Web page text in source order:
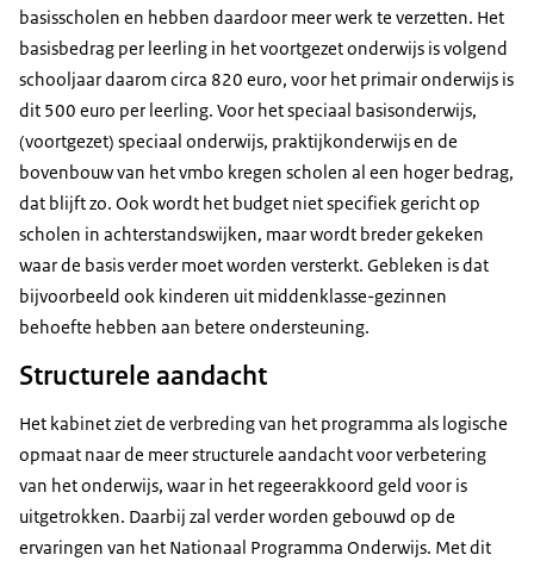
basisscholen en hebben daardoor meer werk te verzetten. Het
basisbedrag per leerling in het voortgezet onderwijs is volgend
schooljaar daarom circa 820 euro, voor het primair onderwijs is
dit 500 euro per leerling. Voor het speciaal basisonderwijs,
(voortgezet) speciaal onderwijs, praktijkonderwijs en de
bovenbouw van het vmbo kregen scholen al een hoger bedrag,
dat blijft zo. Ook wordt het budget niet specifiek gericht op
scholen in achterstandswijken, maar wordt breder gekeken
waar de basis verder moet worden versterkt. Gebleken is dat
bijvoorbeeld ook kinderen uit middenklasse-gezinnen
behoefte hebben aan betere ondersteuning.
Structurele aandacht
Het kabinet ziet de verbreding van het programma als logische
opmaat naar de meer structurele aandacht voor verbetering
van het onderwijs, waar in het regeerakkoord geld voor is
uitgetrokken. Daarbij zal verder worden gebouwd op de
ervaringen van het Nationaal Programma Onderwijs. Met dit